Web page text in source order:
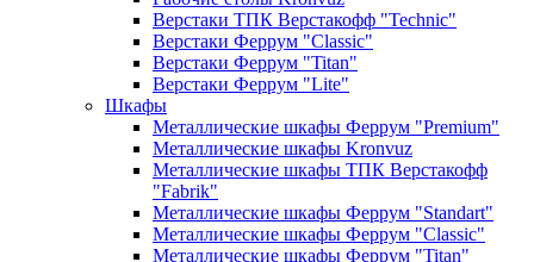
Верстаки ТПК Верстакофф "Technic"
Верстаки Феррум "Classic"
Верстаки Феррум "Titan"
Верстаки Феррум "Lite"
Шкафы
Металлические шкафы Феррум "Premium"
Металлические шкафы Kronvuz
Металлические шкафы ТПК Верстакофф
"Fabrik"
Металлические шкафы Феррум "Standart"
Металлические шкафы Феррум "Classic"
Металлические шкафы Феррум "Titan"